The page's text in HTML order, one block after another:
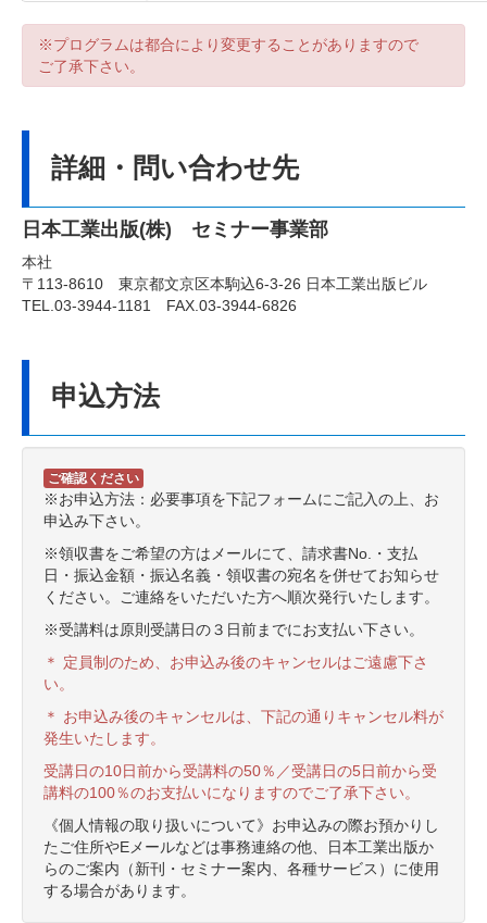
※プログラムは都合により変更することがありますので
ご了承下さい。
詳細・問い合わせ先
日本工業出版(株) セミナー事業部
本社
〒113-8610 東京都文京区本駒込6-3-26 日本工業出版ビル
TEL.03-3944-1181 FAX.03-3944-6826
申込方法
ご確認ください
※お申込方法：必要事項を下記フォームにご記入の上、お
申込み下さい。
※領収書をご希望の方はメールにて、請求書No.・支払
日・振込金額・振込名義・領収書の宛名を併せてお知らせ
ください。ご連絡をいただいた方へ順次発行いたします。
※受講料は原則受講日の３日前までにお支払い下さい。
＊ 定員制のため、お申込み後のキャンセルはご遠慮下さ
い。
＊ お申込み後のキャンセルは、下記の通りキャンセル料が
発生いたします。
受講日の10日前から受講料の50％／受講日の5日前から受
講料の100％のお支払いになりますのでご了承下さい。
《個人情報の取り扱いについて》お申込みの際お預かりし
たご住所やEメールなどは事務連絡の他、日本工業出版か
らのご案内（新刊・セミナー案内、各種サービス）に使用
する場合があります。